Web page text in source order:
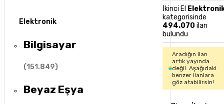
Elektronik
Bilgisayar
(151.849)
Beyaz Eşya
İkinci El
kategorisinde
494.070 ilan
bulundu
Aradığın ilan
artık yayında
değil. Aşağıdaki
benzer ilanlara
göz atabilirsin!